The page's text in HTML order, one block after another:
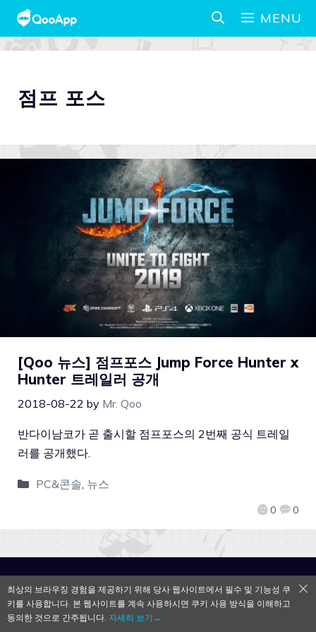
MENU
점프 포스
[Qoo 뉴스] 점프포스 Jump Force Hunter x
Hunter 트레일러 공개
2018-08-22 by Mr. Qoo
0 0
반다이남코가 곧 출시할 점프포스의 2번째 공식 트레일
러를 공개했다.
PC&콘솔, 뉴스
최상의 브라우징 경험을 제공하기 위해 당사 웹사이트에서 필수 및 기능성 쿠
키를 사용합니다. 본 웹사이트를 계속 사용하시면 쿠키 사용 방식을 이해하고
동의한 것으로 간주됩니다. 자세히 보기→